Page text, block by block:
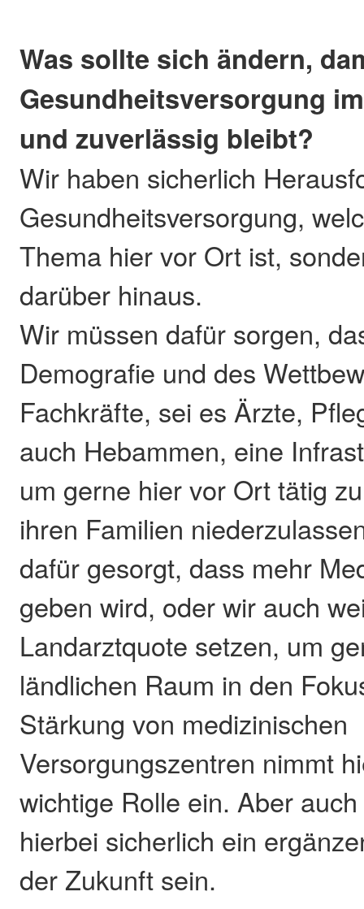
Was sollte sich ändern,
Gesundheitsversorgung
und zuverlässig bleibt?
Wir haben sicherlich
Gesundheitsversorgung,
Thema hier vor Ort ist,
darüber hinaus.
Wir müssen dafür sorgen,
Demografie und des
Fachkräfte, sei es Ärzte,
auch Hebammen, eine
um gerne hier vor Ort tätig
ihren Familien
dafür gesorgt, dass mehr
geben wird, oder wir auch
Landarztquote setzen, um
ländlichen Raum in den
Stärkung von medizinischen
Versorgungszentren nimmt
wichtige Rolle ein. Aber
hierbei sicherlich ein
der Zukunft sein.